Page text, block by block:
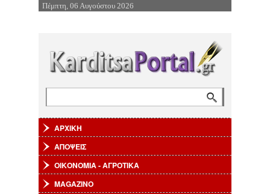
Επιστροφή στην Πλοήγηση
Πέμπτη, 06 Αυγούστου 2026
ΑΡΧΙΚΗ
ΑΠΟΨΕΙΣ
ΟΙΚΟΝΟΜΙΑ - ΑΓΡΟΤΙΚΑ
MAGAZINO